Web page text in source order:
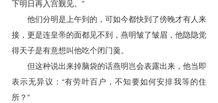
下明日再入宫觐见。”
他们分明是上午到的，可如今都快到了傍晚才有人来
接，更是连皇帝的面都见不到，燕明皱了皱眉，他隐隐觉
得天子是有意想叫他吃个闭门羹。
但这种说出来掉脑袋的话燕明岂会表露出来，他当即
表示无异议：“有劳叶百户，不知要如何安排我等的住
所？”